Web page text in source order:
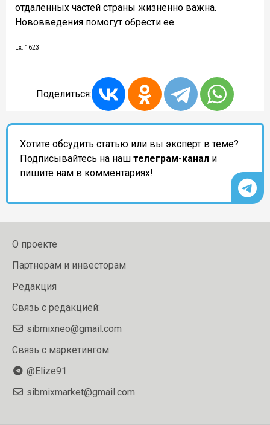
отдаленных частей страны жизненно важна.
Нововведения помогут обрести ее.
Lx: 1623
Поделиться:
Хотите обсудить статью или вы эксперт в теме?
Подписывайтесь на наш телеграм-канал и
пишите нам в комментариях!
О проекте
Партнерам и инвесторам
Редакция
Связь с редакцией:
sibmixneo@gmail.com
Связь с маркетингом:
@Elize91
sibmixmarket@gmail.com